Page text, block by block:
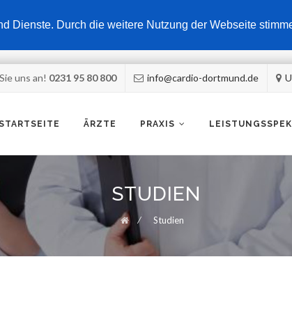
Dienste. Durch die weitere Nutzung der Webseite
uns an! 0231 95 80 800 info@cardio-dortmund.de
ÄRZTE PRAXIS
STUDIEN
⁄ Studien